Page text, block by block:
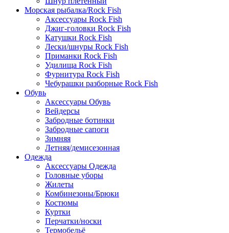
Морская рыбалка/Rock Fish
Аксессуары Rock Fish
Джиг-головки Rock Fish
Катушки Rock Fish
Лески/шнуры Rock Fish
Приманки Rock Fish
Удилища Rock Fish
Фурнитура Rock Fish
Чебурашки разборные Rock Fish
Обувь
Аксессуары Обувь
Вейдерсы
Забродные ботинки
Забродные сапоги
Зимняя
Летняя/демисезонная
Одежда
Аксессуары Одежда
Головные уборы
Жилеты
Комбинезоны/Брюки
Костюмы
Куртки
Перчатки/носки
Термобельё